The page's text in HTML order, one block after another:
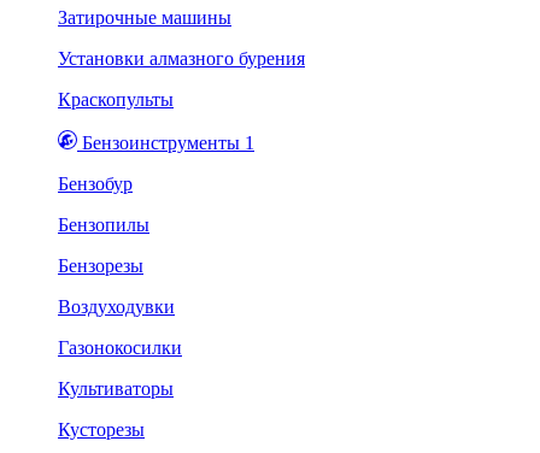
Затирочные машины
Установки алмазного бурения
Краскопульты
Бензоинструменты 1
Бензобур
Бензопилы
Бензорезы
Воздуходувки
Газонокосилки
Культиваторы
Кусторезы